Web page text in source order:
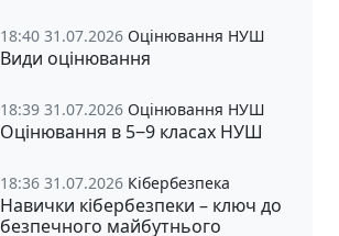
18:40 31.07.2026 Оцінювання НУШ
Види оцінювання
18:39 31.07.2026 Оцінювання НУШ
Оцінювання в 5‒9 класах НУШ
18:36 31.07.2026 Кібербезпека
Навички кібербезпеки – ключ до
безпечного майбутнього